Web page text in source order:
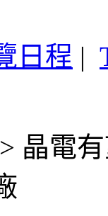
日程 |
> 晶電